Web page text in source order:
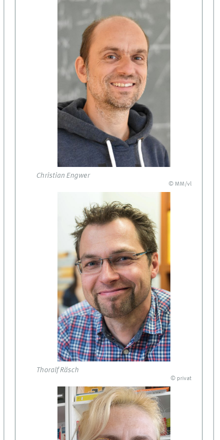
Christian Engwer
© MM/vl
Thoralf Räsch
© privat